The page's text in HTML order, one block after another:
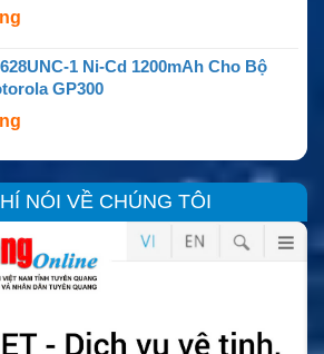
1 Ni-Cd 1200mAh Cho Bộ
GP300
NÓI VỀ CHÚNG TÔI